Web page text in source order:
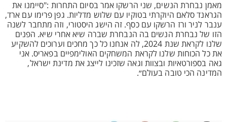
מאמן נבחרת הנשים, שני הרשקו אמר בסיום התחרות :"סיימנו את
הגראנד סלאם היוקרתי בטוקיו עם שלוש מדליות. גפן פרימו עם ארד,
ענבר לניר ורז הרשקו עם כסף. זה הישג היסטורי, וזה מתחבר לשנה
הזו של נבחרת הנשים בה הנבחרת שברה שיא אחרי שיא. הפנים
שלנו לקראת שנת 2024, לה אנחנו כל כך מחכים וערוכים להשקיע
את כל הכוחות שלנו לקראת המשחקים האולימפיים בפאריס. אני
גאה בספורטאיות ובצוות וגאה שזכינו לייצג את מדינת ישראל,
המדינה הכי טובה בעולם״.